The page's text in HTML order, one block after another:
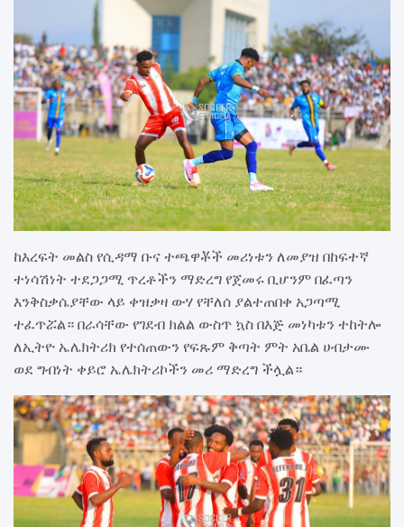
ከእረፍት መልስ የሲዳማ ቡና ተጫዋቾች መሪነቱን ለመያዝ በከፍተኛ
ተነሳሽነት ተደጋጋሚ ጥረቶችን ማድረግ የጀመሩ ቢሆንም በፈጣን
እንቅስቃሴያቸው ላይ ቀዝቃዛ ውሃ የቸለሰ ያልተጠበቀ አጋጣሚ
ተፈጥሯል። በራሳቸው የገደብ ክልል ውስጥ ኳስ በእጅ መነካቱን ተከትሎ
ለኢትዮ ኤሌክትሪክ የተሰጠውን የፍጹም ቅጣት ምት አቤል ሀብታሙ
ወደ ግብነት ቀይሮ ኤሌክትሪኮችን መሪ ማድረግ ችሏል።